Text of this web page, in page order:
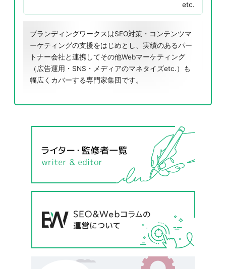
etc.
ブランディングワークスはSEO対策・コンテンツマ
ーケティングの支援をはじめとし、実績のあるパー
トナー会社と連携してその他Webマーケティング
（広告運用・SNS・メディアのマネタイズetc.）も
幅広くカバーする専門家集団です。